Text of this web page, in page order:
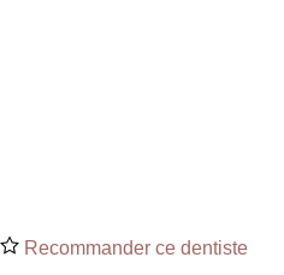
Recommander ce dentiste